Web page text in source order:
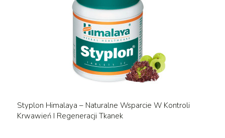
Styplon Himalaya – Naturalne Wsparcie W Kontroli
Krwawień I Regeneracji Tkanek